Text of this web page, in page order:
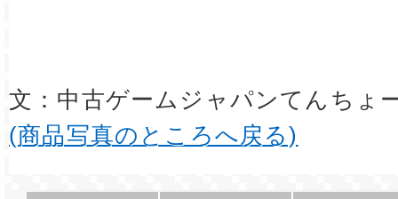
文：中古ゲームジャパンてんちょ
(商品写真のところへ戻る)